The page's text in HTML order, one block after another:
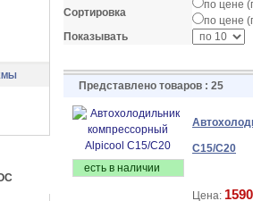
Сортировка
по цене
по цене
Показывать
Представлено товаров : 25
есть в наличии
C15/C20
Цена: